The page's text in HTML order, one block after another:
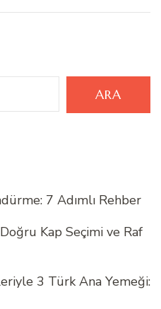
ARA
7 Adımlı Rehber
Kap Seçimi ve Raf
3 Türk Ana Yemeği: